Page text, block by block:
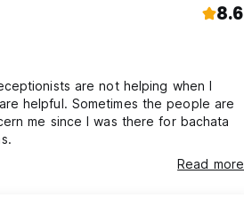
8.6
are not helping when I
helpful. Sometimes the people are
me since I was there for bachata
Read more